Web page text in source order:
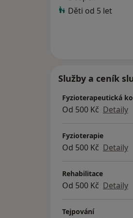
Děti od 5 let
Služby a ceník
Fyzioterapeutická
Od 500 Kč Detaily
Fyzioterapie
Od 500 Kč Detaily
Rehabilitace
Od 500 Kč Detaily
Tejpování